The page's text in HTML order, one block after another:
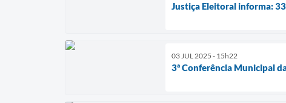
Justiça Eleitoral informa:
03 JUL 2025 - 15h22
3ª Conferência Municipal